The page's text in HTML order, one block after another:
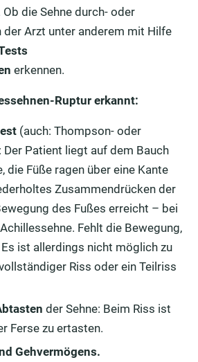
die Sehne durch- oder
der Arzt unter anderem mit Hilfe
erkennen.
Ruptur erkannt:
(auch: Thompson- oder
Patient liegt auf dem Bauch
die Füße ragen über eine Kante
Zusammendrücken der
des Fußes erreicht – bei
Fehlt die Bewegung,
ist allerdings nicht möglich zu
Riss oder ein Teilriss
der Sehne: Beim Riss ist
Ferse zu ertasten.
Gehvermögens.